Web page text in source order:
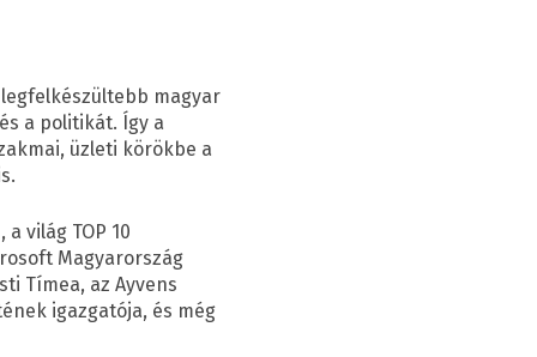
magyar
a politikát. Így a
üzleti körökbe a
világ TOP 10
Magyarország
Tímea, az Ayvens
igazgatója, és még